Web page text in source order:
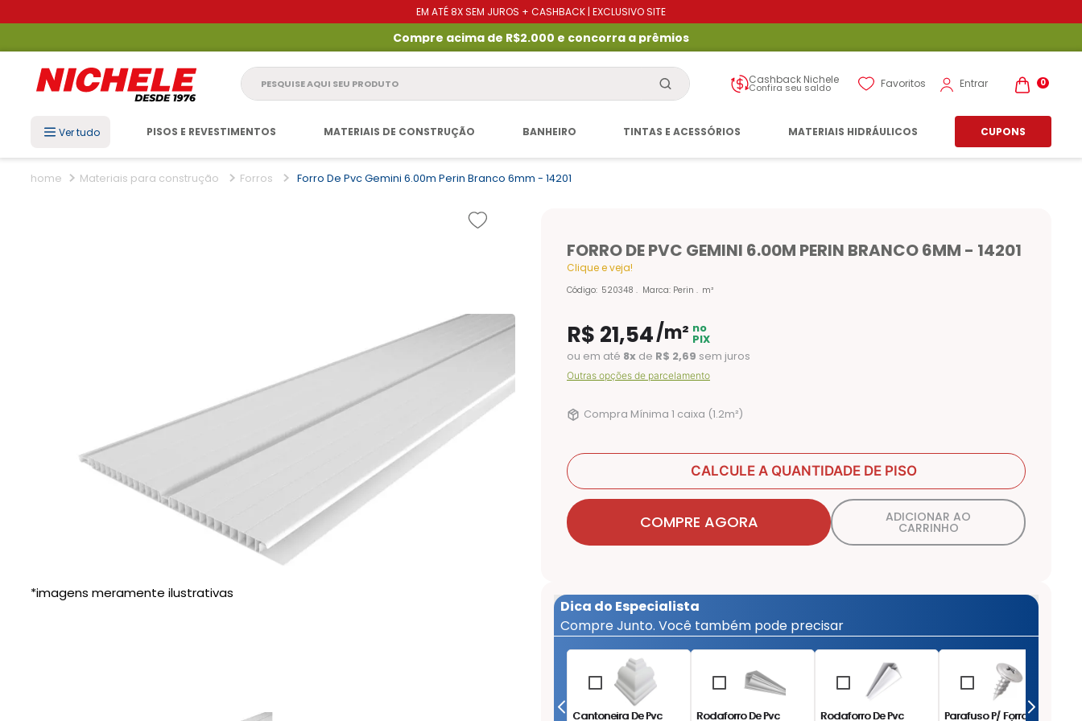
EM ATÉ 8X SEM JUROS + CASHBACK | EXCLUSIVO SITE
Compre acima de R$2.000 e concorra a prêmios
Pesquise aqui seu produto Cashback Nichele
Confira seu saldo Favoritos Entrar 0
Ver tudo PISOS E REVESTIMENTOS MATERIAIS DE CONSTRUÇÃO BANHEIRO TINTAS E ACESSÓRIOS MATERIAIS HIDRÁULICOS CUPONS
Materiais para construção Forros Forro De Pvc Gemini 6.00m Perin Branco 6mm - 14201
FORRO DE PVC GEMINI 6.00M PERIN BRANCO 6MM - 14201
Clique e veja!
Código: 520348 Marca: Perin m²
R$ 21,54/m² no
PIX
ou em até 8x de R$ 2,69 sem juros
Outras opções de parcelamento
Compra Mínima 1 caixa (1.2m²)
CALCULE A QUANTIDADE DE PISO
COMPRE AGORA ADICIONAR AO
CARRINHO
Dica do Especialista
Compre Junto. Você também pode precisar
Cantoneira De Pvc Rodaforro De Pvc Rodaforro De Pvc Parafuso P/ Forro Pvc